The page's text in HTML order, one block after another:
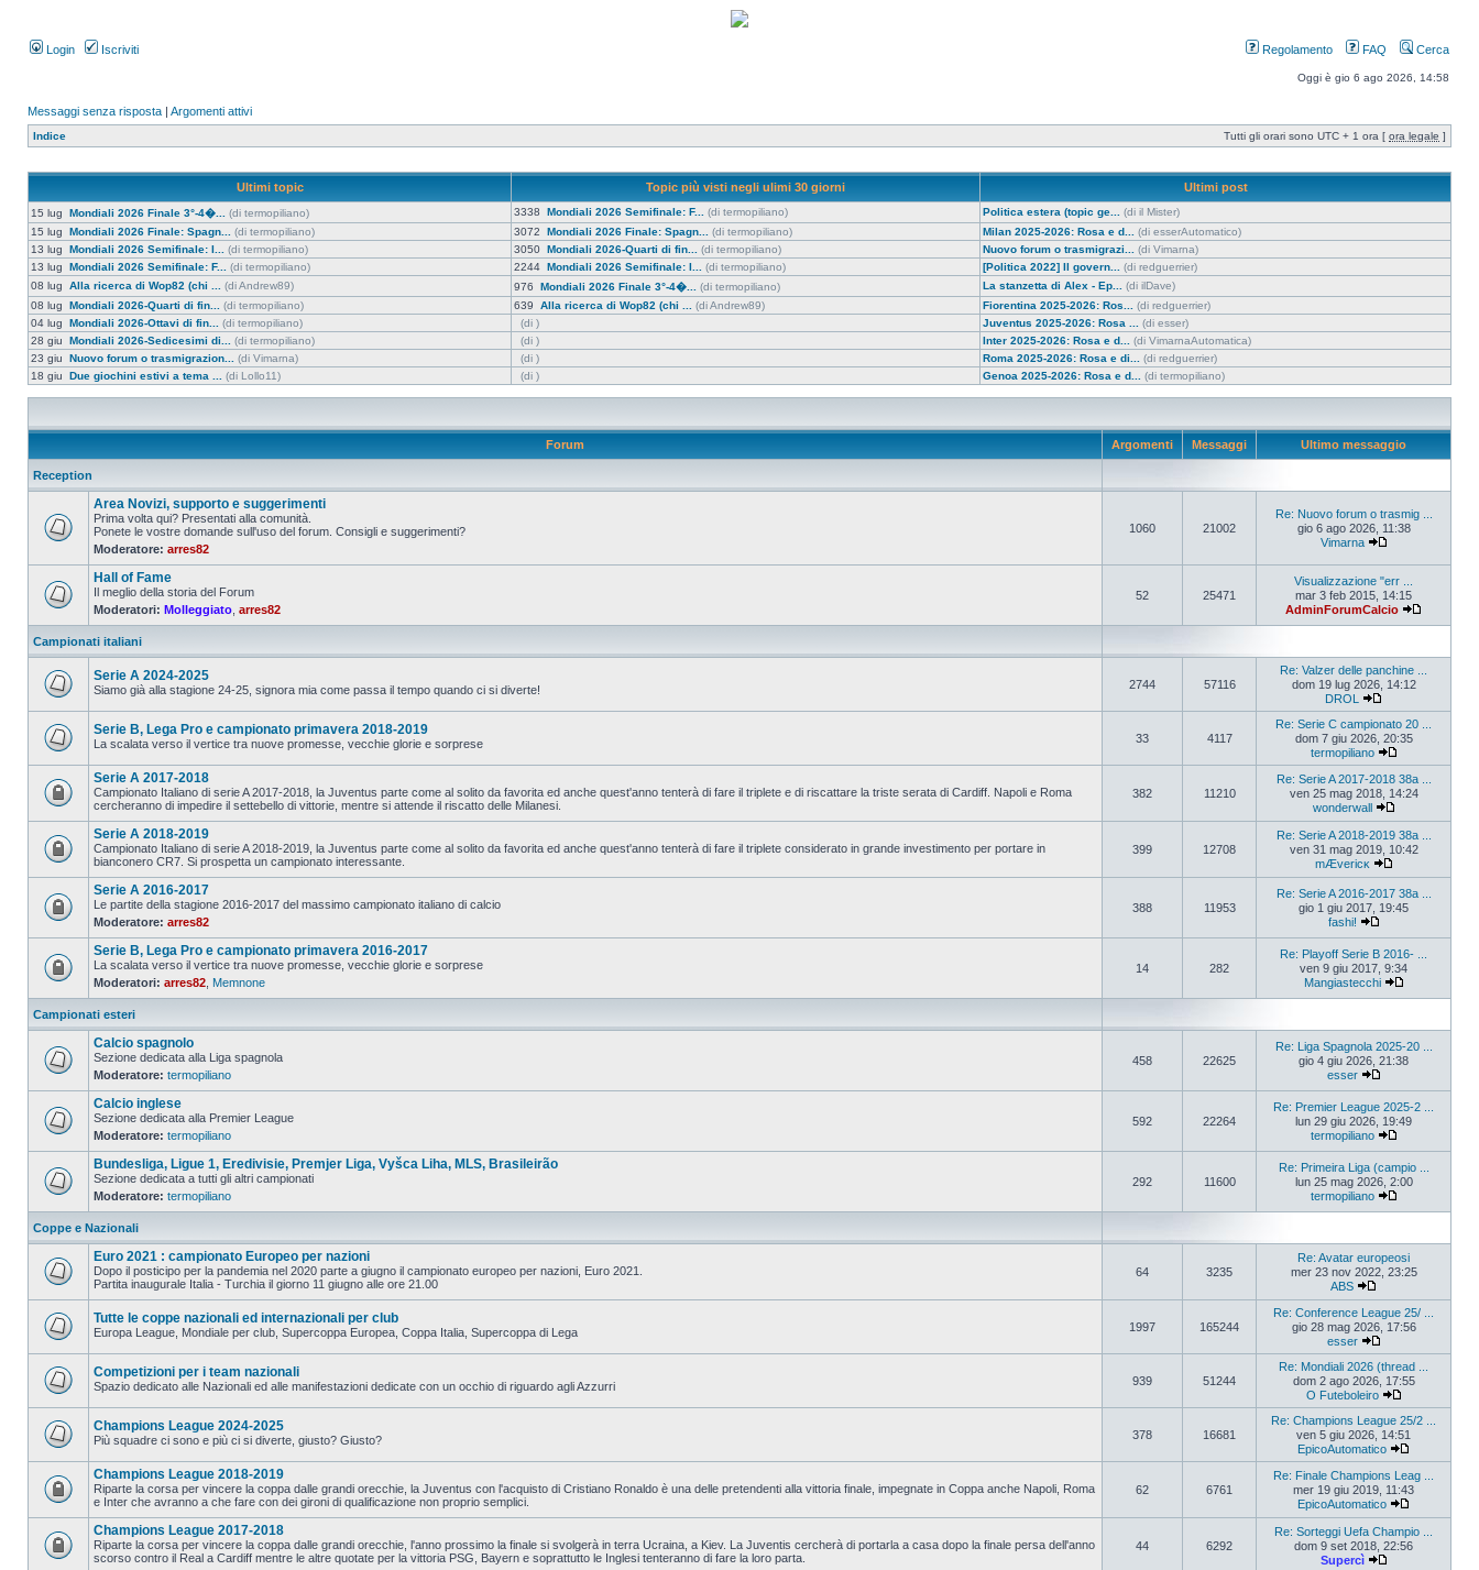
Login Iscriviti Regolamento FAQ Cerca
Oggi è gio 6 ago 2026, 14:58
Messaggi senza risposta | Argomenti attivi
Indice Tutti gli orari sono UTC + 1 ora [ ora legale ]
Ultimi topic Topic più visti negli ulimi 30 giorni Ultimi post
15 lug Mondiali 2026 Finale 3°-4�... (di termopiliano) 3338 Mondiali 2026 Semifinale: F... (di termopiliano) Politica estera (topic ge...
(di il Mister)
15 lug Mondiali 2026 Finale: Spagn... (di termopiliano) 3072 Mondiali 2026 Finale: Spagn... (di termopiliano) Milan 2025-2026: Rosa e d...
(di esserAutomatico)
13 lug Mondiali 2026 Semifinale: I... (di termopiliano) 3050 Mondiali 2026-Quarti di fin... (di termopiliano) Nuovo forum o trasmigrazi...
(di Vimarna)
13 lug Mondiali 2026 Semifinale: F... (di termopiliano) 2244 Mondiali 2026 Semifinale: I... (di termopiliano) [Politica 2022] Il govern...
(di redguerrier)
08 lug Alla ricerca di Wop82 (chi ... (di Andrew89) 976 Mondiali 2026 Finale 3°-4�... (di termopiliano) La stanzetta di Alex - Ep...
(di ilDave)
08 lug Mondiali 2026-Quarti di fin... (di termopiliano) 639 Alla ricerca di Wop82 (chi ... (di Andrew89) Fiorentina 2025-2026: Ros...
(di redguerrier)
04 lug Mondiali 2026-Ottavi di fin... (di termopiliano) (di ) Juventus 2025-2026: Rosa ...
(di esser)
28 giu Mondiali 2026-Sedicesimi di... (di termopiliano) (di ) Inter 2025-2026: Rosa e d...
(di VimarnaAutomatica)
23 giu Nuovo forum o trasmigrazion... (di Vimarna) (di ) Roma 2025-2026: Rosa e di...
(di redguerrier)
18 giu Due giochini estivi a tema ... (di Lollo11) (di ) Genoa 2025-2026: Rosa e d... (di termopiliano)
Forum Argomenti Messaggi Ultimo messaggio
Reception
Area Novizi, supporto e suggerimenti
Prima volta qui? Presentati alla comunità.
Ponete le vostre domande sull'uso del forum. Consigli e suggerimenti?
Moderatore: arres82
1060 21002
Re: Nuovo forum o trasmig ...
gio 6 ago 2026, 11:38
Vimarna
Hall of Fame
Il meglio della storia del Forum
Moderatori: Molleggiato arres82
52 25471
Visualizzazione "err ...
mar 3 feb 2015, 14:15
AdminForumCalcio
Campionati italiani
Serie A 2024-2025
Siamo già alla stagione 24-25, signora mia come passa il tempo quando ci si diverte! 2744 57116
Re: Valzer delle panchine ...
dom 19 lug 2026, 14:12
DROL
Serie B, Lega Pro e campionato primavera 2018-2019
La scalata verso il vertice tra nuove promesse, vecchie glorie e sorprese 33 4117
Re: Serie C campionato 20 ...
dom 7 giu 2026, 20:35
termopiliano
Serie A 2017-2018
Campionato Italiano di serie A 2017-2018, la Juventus parte come al solito da favorita ed anche quest'anno tenterà di fare il triplete e di riscattare la triste serata di Cardiff. Napoli e Roma
cercheranno di impedire il settebello di vittorie, mentre si attende il riscatto delle Milanesi.
382 11210
Re: Serie A 2017-2018 38a ...
ven 25 mag 2018, 14:24
wonderwall
Serie A 2018-2019
Campionato Italiano di serie A 2018-2019, la Juventus parte come al solito da favorita ed anche quest'anno tenterà di fare il triplete considerato in grande investimento per portare in
bianconero CR7. Si prospetta un campionato interessante.
399 12708
Re: Serie A 2018-2019 38a ...
ven 31 mag 2019, 10:42
mÆvericĸ
Serie A 2016-2017
Le partite della stagione 2016-2017 del massimo campionato italiano di calcio
Moderatore: arres82
388 11953
Re: Serie A 2016-2017 38a ...
gio 1 giu 2017, 19:45
fashi!
Serie B, Lega Pro e campionato primavera 2016-2017
La scalata verso il vertice tra nuove promesse, vecchie glorie e sorprese
Moderatori: arres82 Memnone
14 282
Re: Playoff Serie B 2016- ...
ven 9 giu 2017, 9:34
Mangiastecchi
Campionati esteri
Calcio spagnolo
Sezione dedicata alla Liga spagnola
Moderatore: termopiliano
458 22625
Re: Liga Spagnola 2025-20 ...
gio 4 giu 2026, 21:38
esser
Calcio inglese
Sezione dedicata alla Premier League
Moderatore: termopiliano
592 22264
Re: Premier League 2025-2 ...
lun 29 giu 2026, 19:49
termopiliano
Bundesliga, Ligue 1, Eredivisie, Premjer Liga, Vyšca Liha, MLS, Brasileirão
Sezione dedicata a tutti gli altri campionati
Moderatore: termopiliano
292 11600
Re: Primeira Liga (campio ...
lun 25 mag 2026, 2:00
termopiliano
Coppe e Nazionali
Euro 2021 : campionato Europeo per nazioni
Dopo il posticipo per la pandemia nel 2020 parte a giugno il campionato europeo per nazioni, Euro 2021.
Partita inaugurale Italia - Turchia il giorno 11 giugno alle ore 21.00
64 3235
Re: Avatar europeosi
mer 23 nov 2022, 23:25
ABS
Tutte le coppe nazionali ed internazionali per club
Europa League, Mondiale per club, Supercoppa Europea, Coppa Italia, Supercoppa di Lega 1997 165244
Re: Conference League 25/ ...
gio 28 mag 2026, 17:56
esser
Competizioni per i team nazionali
Spazio dedicato alle Nazionali ed alle manifestazioni dedicate con un occhio di riguardo agli Azzurri 939 51244
Re: Mondiali 2026 (thread ...
dom 2 ago 2026, 17:55
O Futeboleiro
Champions League 2024-2025
Più squadre ci sono e più ci si diverte, giusto? Giusto? 378 16681
Re: Champions League 25/2 ...
ven 5 giu 2026, 14:51
EpicoAutomatico
Champions League 2018-2019
Riparte la corsa per vincere la coppa dalle grandi orecchie, la Juventus con l'acquisto di Cristiano Ronaldo è una delle pretendenti alla vittoria finale, impegnate in Coppa anche Napoli, Roma
e Inter che avranno a che fare con dei gironi di qualificazione non proprio semplici.
62 6761
Re: Finale Champions Leag ...
mer 19 giu 2019, 11:43
EpicoAutomatico
Champions League 2017-2018
Riparte la corsa per vincere la coppa dalle grandi orecchie, l'anno prossimo la finale si svolgerà in terra Ucraina, a Kiev. La Juventis cercherà di portarla a casa dopo la finale persa dell'anno
scorso contro il Real a Cardiff mentre le altre quotate per la vittoria PSG, Bayern e soprattutto le Inglesi tenteranno di fare la loro parta.
44 6292
Re: Sorteggi Uefa Champio ...
dom 9 set 2018, 22:56
Supercì